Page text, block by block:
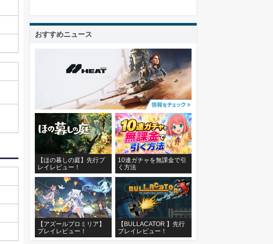
おすすめニュース
【ほの暮しの庭】先行プ
レイレビュー！
10連ガチャを無課金で引
く方法
【アズールプロミリア】
プレイレビュー！
【BULLACATOR 】先行
プレイレビュー！